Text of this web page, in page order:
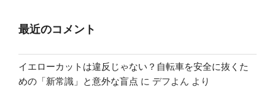
最近のコメント
イエローカットは違反じゃない？自転車を安全に抜くた
めの「新常識」と意外な盲点 に デフよん より